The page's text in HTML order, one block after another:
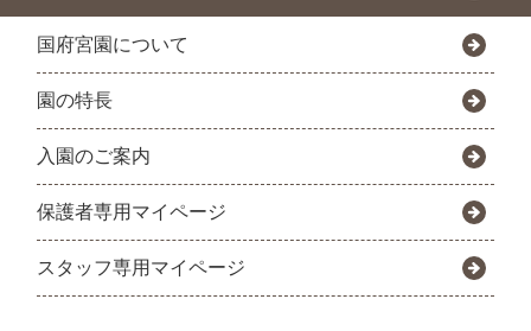
国府宮園について
園の特長
入園のご案内
保護者専用マイページ
スタッフ専用マイページ